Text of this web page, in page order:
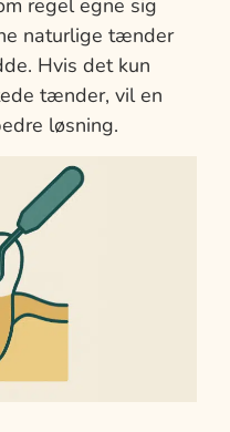
naturlige tænder
Hvis det kun
tænder, vil en
løsning.